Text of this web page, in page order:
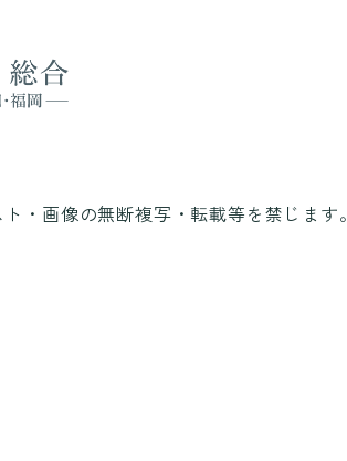
・画像の無断複写・転載等を禁じます。